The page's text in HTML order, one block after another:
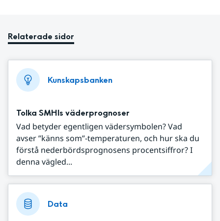
Relaterade sidor
Kunskapsbanken
Tolka SMHIs väderprognoser
Vad betyder egentligen vädersymbolen? Vad
avser ”känns som”-temperaturen, och hur ska du
förstå nederbördsprognosens procentsiffror? I
denna vägled...
Data